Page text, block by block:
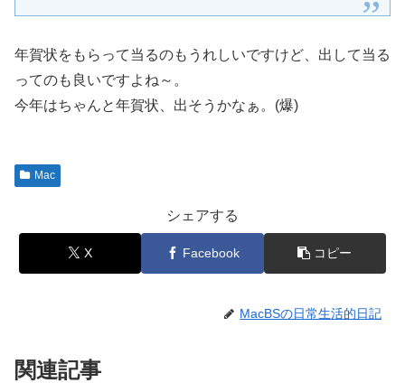
年賀状をもらって当るのもうれしいですけど、出して当る
ってのも良いですよね～。
今年はちゃんと年賀状、出そうかなぁ。(爆)
Mac
シェアする
X Facebook コピー
MacBSの日常生活的日記
関連記事